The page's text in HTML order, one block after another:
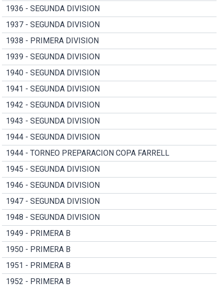
1936 - SEGUNDA DIVISION
1937 - SEGUNDA DIVISION
1938 - PRIMERA DIVISION
1939 - SEGUNDA DIVISION
1940 - SEGUNDA DIVISION
1941 - SEGUNDA DIVISION
1942 - SEGUNDA DIVISION
1943 - SEGUNDA DIVISION
1944 - SEGUNDA DIVISION
1944 - TORNEO PREPARACION COPA FARRELL
1945 - SEGUNDA DIVISION
1946 - SEGUNDA DIVISION
1947 - SEGUNDA DIVISION
1948 - SEGUNDA DIVISION
1949 - PRIMERA B
1950 - PRIMERA B
1951 - PRIMERA B
1952 - PRIMERA B